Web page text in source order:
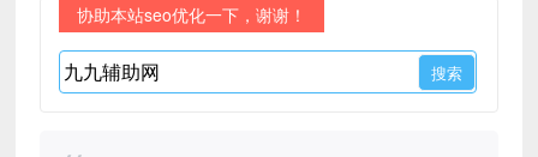
协助本站seo优化一下，谢谢！